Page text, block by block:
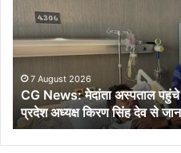
अस्पताल
पहुंचे
सांसद
बृजमोहन
अग्रवाल,
BJP
प्रदेश
अध्यक्ष
किरण
7 August 2026
CG News: मेदांता अस्पताल
प्रदेश अध्यक्ष किरण सिंह देव से